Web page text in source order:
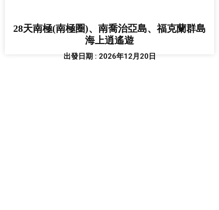
28天南極(南極圈)、南喬治亞島、福克蘭群島
海上逍遙遊
出發日期 : 2026年12月20日